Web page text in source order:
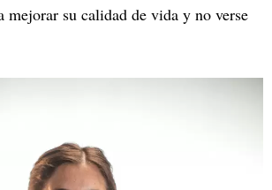
mejorar su calidad de vida y no verse